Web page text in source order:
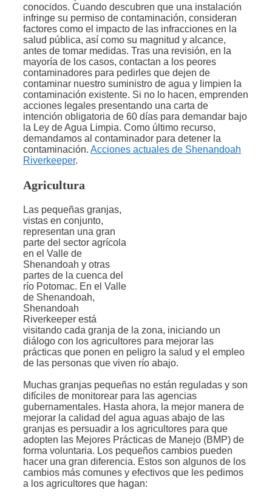
conocidos. Cuando descubren que una instalación
infringe su permiso de contaminación, consideran
factores como el impacto de las infracciones en la
salud pública, así como su magnitud y alcance,
antes de tomar medidas. Tras una revisión, en la
mayoría de los casos, contactan a los peores
contaminadores para pedirles que dejen de
contaminar nuestro suministro de agua y limpien la
contaminación existente. Si no lo hacen, emprenden
acciones legales presentando una carta de
intención obligatoria de 60 días para demandar bajo
la Ley de Agua Limpia. Como último recurso,
demandamos al contaminador para detener la
contaminación. Acciones actuales de Shenandoah
Riverkeeper.
Agricultura
Las pequeñas granjas,
vistas en conjunto,
representan una gran
parte del sector agrícola
en el Valle de
Shenandoah y otras
partes de la cuenca del
río Potomac. En el Valle
de Shenandoah,
Shenandoah
Riverkeeper está
visitando cada granja de la zona, iniciando un
diálogo con los agricultores para mejorar las
prácticas que ponen en peligro la salud y el empleo
de las personas que viven río abajo.
Muchas granjas pequeñas no están reguladas y son
difíciles de monitorear para las agencias
gubernamentales. Hasta ahora, la mejor manera de
mejorar la calidad del agua aguas abajo de las
granjas es persuadir a los agricultores para que
adopten las Mejores Prácticas de Manejo (BMP) de
forma voluntaria. Los pequeños cambios pueden
hacer una gran diferencia. Estos son algunos de los
cambios más comunes y efectivos que les pedimos
a los agricultores que hagan: